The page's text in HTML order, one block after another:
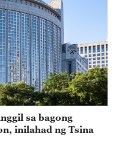
sa bagong
inilahad ng Tsina